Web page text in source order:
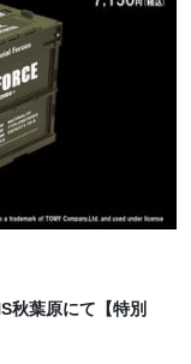
秋葉原にて【特別